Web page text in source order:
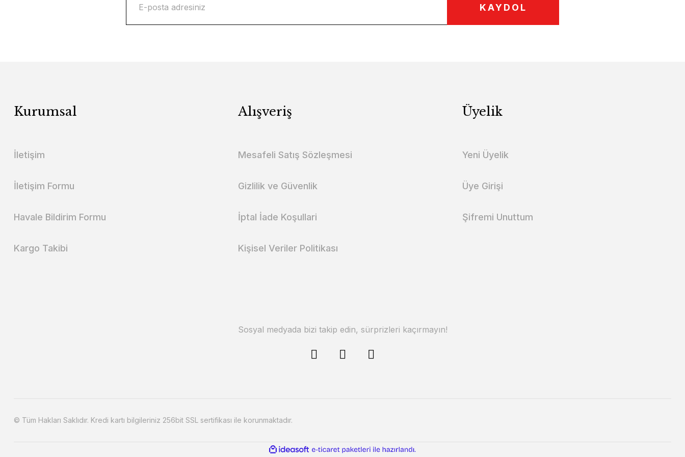
KAYDOL
Kurumsal
İletişim
İletişim Formu
Havale Bildirim Formu
Kargo Takibi
Alışveriş
Mesafeli Satış Sözleşmesi
Gizlilik ve Güvenlik
İptal İade Koşullari
Kişisel Veriler Politikası
Üyelik
Yeni Üyelik
Üye Girişi
Şifremi Unuttum
Sosyal medyada bizi takip edin, sürprizleri kaçırmayın!
© Tüm Hakları Saklıdır. Kredi kartı bilgileriniz 256bit SSL sertifikası ile korunmaktadır.
ideasoft
e-